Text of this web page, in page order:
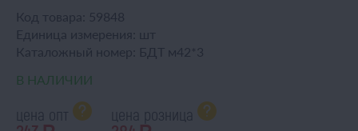
Код товара:
59848
Единица измерения:
шт
Каталожный номер: БДТ м42*3
В НАЛИЧИИ
цена опт цена розница